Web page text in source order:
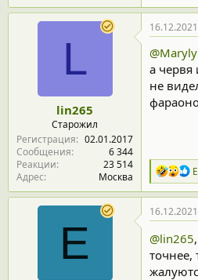
L
lin265
Старожил
Регистрация
02.01.2017
Сообщения
6 344
Реакции
23 514
Адрес
Москва
16.12.2021
а червя
не
Р
е
а
к
ц
и
и
E
16.12.2021
@lin265
точнее,